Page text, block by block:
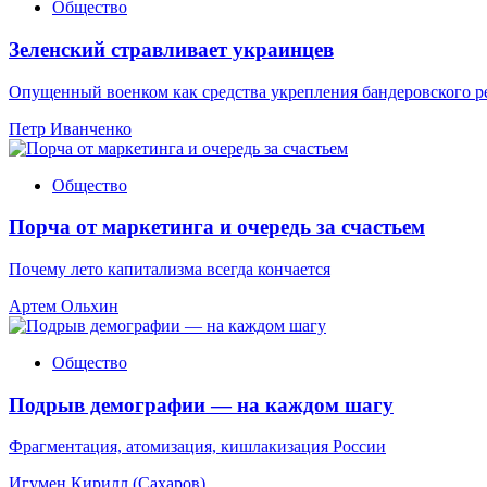
Общество
Зеленский стравливает украинцев
Опущенный военком как средства укрепления бандеровского
Петр Иванченко
Общество
Порча от маркетинга и очередь за счастьем
Почему лето капитализма всегда кончается
Артем Ольхин
Общество
Подрыв демографии — на каждом шагу
Фрагментация, атомизация, кишлакизация России